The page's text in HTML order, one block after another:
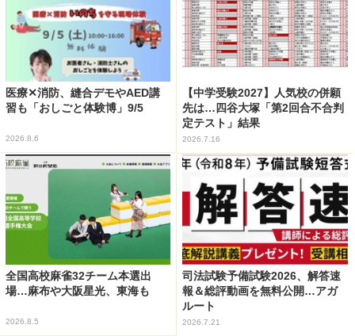
医療✕消防、縫合デモやAED講
習も「おしごと体験博」9/5
2026.8.6
【中学受験2027】人気校の併願
先は…四谷大塚「第2回合不合判
定テスト」結果
2026.7.16
全国高校麻雀32チーム本選出
場…麻布や大阪星光、東海も
2026.8.5
司法試験予備試験2026、解答速
報＆総評動画を無料公開…アガ
ルート
2026.7.21